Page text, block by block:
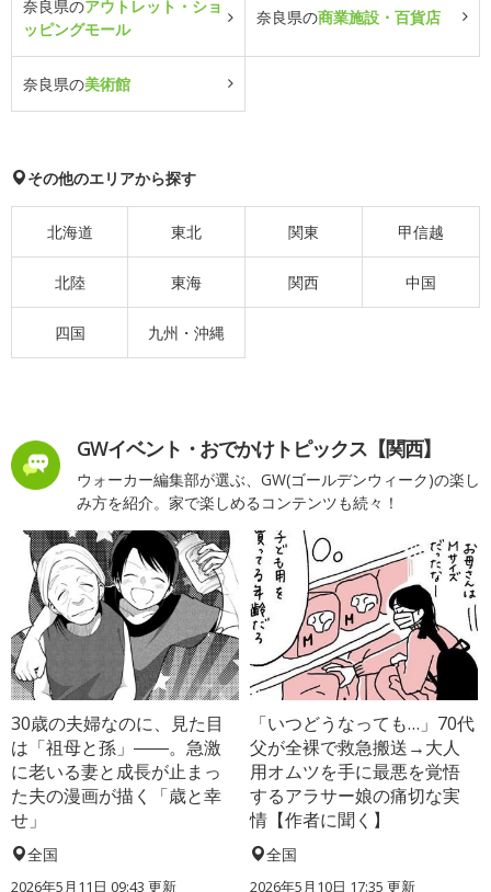
奈良県のアウトレット・ショ
ッピングモール
奈良県の商業施設・百貨店
奈良県の美術館
その他のエリアから探す
北海道 東北 関東 甲信越
北陸 東海 関西 中国
四国 九州・沖縄
GWイベント・おでかけトピックス【関西】
ウォーカー編集部が選ぶ、GW(ゴールデンウィーク)の楽し
み方を紹介。家で楽しめるコンテンツも続々！
30歳の夫婦なのに、見た目
は「祖母と孫」――。急激
に老いる妻と成長が止まっ
た夫の漫画が描く「歳と幸
せ」
全国
2026年5月11日 09:43 更新
「いつどうなっても…」70代
父が全裸で救急搬送→大人
用オムツを手に最悪を覚悟
するアラサー娘の痛切な実
情【作者に聞く】
全国
2026年5月10日 17:35 更新